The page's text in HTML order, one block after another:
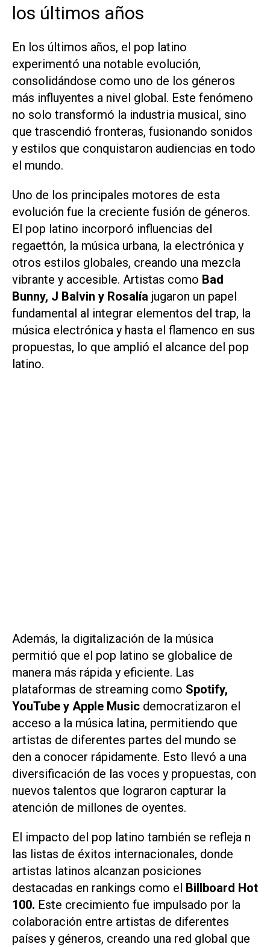
los últimos años
En los últimos años, el pop latino
experimentó una notable evolución,
consolidándose como uno de los géneros
más influyentes a nivel global. Este fenómeno
no solo transformó la industria musical, sino
que trascendió fronteras, fusionando sonidos
y estilos que conquistaron audiencias en todo
el mundo.
Uno de los principales motores de esta
evolución fue la creciente fusión de géneros.
El pop latino incorporó influencias del
regaettón, la música urbana, la electrónica y
otros estilos globales, creando una mezcla
vibrante y accesible. Artistas como Bad
Bunny, J Balvin y Rosalía jugaron un papel
fundamental al integrar elementos del trap, la
música electrónica y hasta el flamenco en sus
propuestas, lo que amplió el alcance del pop
latino.
Además, la digitalización de la música
permitió que el pop latino se globalice de
manera más rápida y eficiente. Las
plataformas de streaming como Spotify,
YouTube y Apple Music democratizaron el
acceso a la música latina, permitiendo que
artistas de diferentes partes del mundo se
den a conocer rápidamente. Esto llevó a una
diversificación de las voces y propuestas, con
nuevos talentos que lograron capturar la
atención de millones de oyentes.
El impacto del pop latino también se refleja n
las listas de éxitos internacionales, donde
artistas latinos alcanzan posiciones
destacadas en rankings como el Billboard Hot
100. Este crecimiento fue impulsado por la
colaboración entre artistas de diferentes
países y géneros, creando una red global que